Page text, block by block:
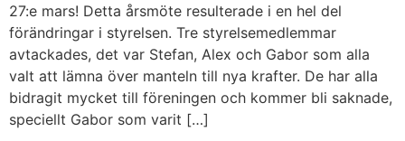
27:e mars! Detta årsmöte resulterade i en hel del
förändringar i styrelsen. Tre styrelsemedlemmar
avtackades, det var Stefan, Alex och Gabor som alla
valt att lämna över manteln till nya krafter. De har alla
bidragit mycket till föreningen och kommer bli saknade,
speciellt Gabor som varit […]